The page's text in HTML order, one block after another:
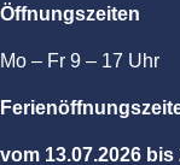
Öffnungszeiten
Mo – Fr 9 – 17 Uhr
vom 13.07.2026 bis